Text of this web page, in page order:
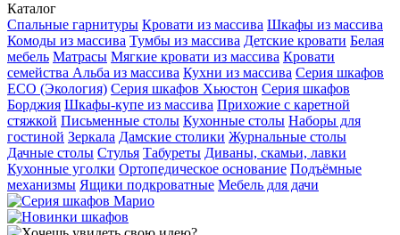
Каталог
Спальные гарнитуры Кровати из массива Шкафы из массива
Комоды из массива Тумбы из массива Детские кровати Белая
мебель Матрасы Мягкие кровати из массива Кровати
семейства Альба из массива Кухни из массива Серия шкафов
ECO (Экология) Серия шкафов Хьюстон Серия шкафов
Борджия Шкафы-купе из массива Прихожие с каретной
стяжкой Письменные столы Кухонные столы Наборы для
гостиной Зеркала Дамские столики Журнальные столы
Дачные столы Стулья Табуреты Диваны, скамьи, лавки
Кухонные уголки Ортопедическое основание Подъёмные
механизмы Ящики подкроватные Мебель для дачи